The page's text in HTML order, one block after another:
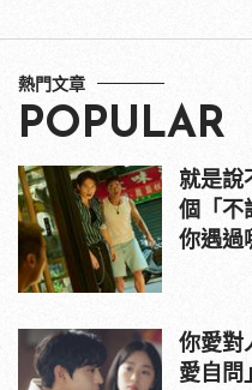
熱門文章
POPULAR
就是說
個「不
你遇過
你愛對
愛自問